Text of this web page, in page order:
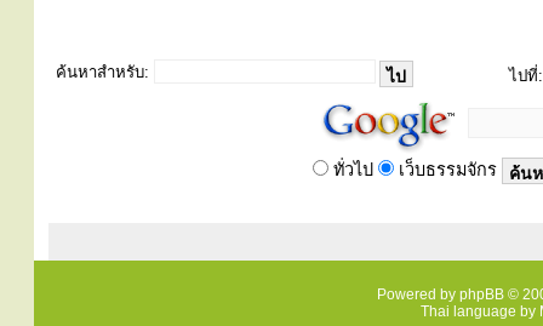
ค้นหาสำหรับ: ไปที่:
ทั่วไป เว็บธรรมจักร
Powered by phpBB ©
Thai language by